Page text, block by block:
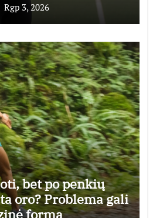
Rgp 3, 2026
bet po penkių
oro? Problema gali
forma